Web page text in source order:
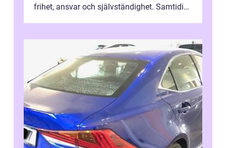
frihet, ansvar och självständighet. Samtidigt